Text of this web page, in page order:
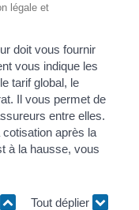
légale et
doit vous fournir
vous indique les
tarif global, le
Il vous permet de
entre elles.
après la
à la hausse, vous
Tout déplier